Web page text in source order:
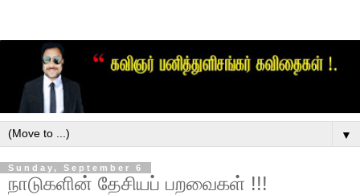
▼
Sunday, September 6
நாடுகளின் தேசியப் பறவைகள் !!!